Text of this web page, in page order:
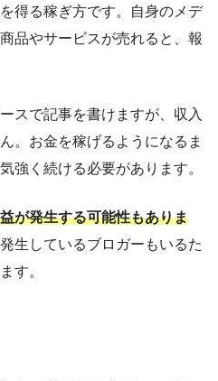
得る稼ぎ方です。自身のメデ
品やサービスが売れると、報
スで記事を書けますが、収入
。お金を稼げるようになるま
強く続ける必要があります。
が発生する可能性もありま
生しているブロガーもいるた
す。